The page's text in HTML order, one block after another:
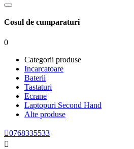
Cosul de cumparaturi
0
Categorii produse
Incarcatoare
Baterii
Tastaturi
Ecrane
Laptopuri Second Hand
Alte produse
0768335533
